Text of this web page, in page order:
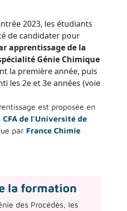
2023, les étudiants
de candidater pour
apprentissage de la
Génie Chimique
la première année, puis
les 2e et 3e années (voie
est proposée en
CFA de l’Université de
par France Chimie
la formation
des Procédés, les